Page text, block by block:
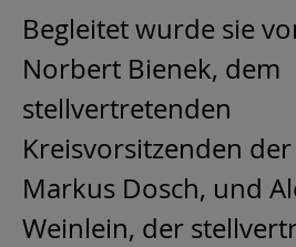
Begleitet wurde sie
Norbert Bienek, dem
stellvertretenden
Kreisvorsitzenden der
Markus Dosch, und
Weinlein, der